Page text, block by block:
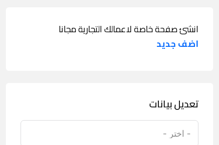
انشئ صفحة خاصة لاعمالك التجارية مجانا
اضف جديد
تعديل بيانات